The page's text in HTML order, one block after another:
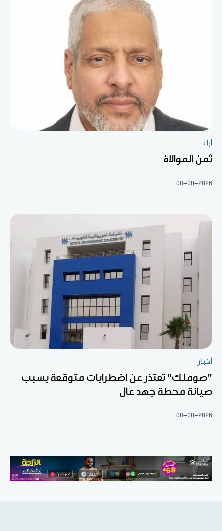
آراء
ثمن الموالاة
08-08-2026
أخبار
"صوملك" تعتذر عن اضطرابات متوقعة بسبب
صيانة محطة جهد عال
08-08-2026